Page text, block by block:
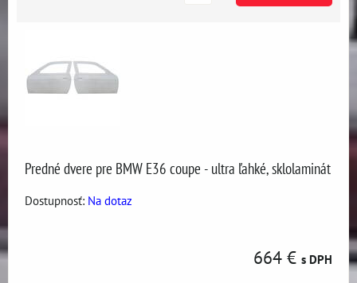
Predné dvere pre BMW E36 coupe - ultra ľahké, sklolaminát
Dostupnosť: Na dotaz
664 € s DPH